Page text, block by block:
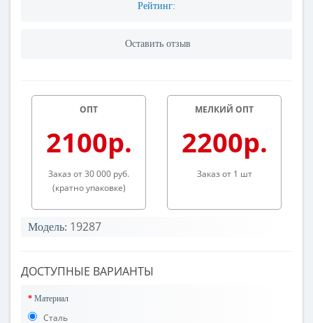
Рейтинг:
Оставить отзыв
ОПТ
2100р.
Заказ от 30 000 руб.
(кратно упаковке)
МЕЛКИЙ ОПТ
2200р.
Заказ от 1 шт
Модель: 19287
ДОСТУПНЫЕ ВАРИАНТЫ
Материал
Сталь